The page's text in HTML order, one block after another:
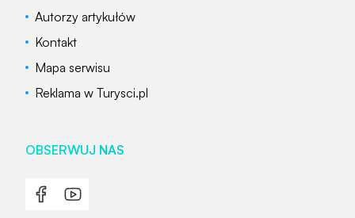
Autorzy artykułów
Kontakt
Mapa serwisu
Reklama w Turysci.pl
OBSERWUJ NAS